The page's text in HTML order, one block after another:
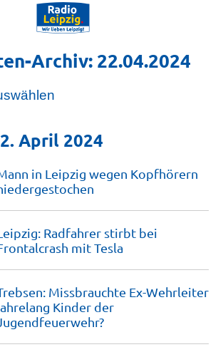
Archiv: 22.04.2024
April 2024
in Leipzig wegen Kopfhörern
Radfahrer stirbt bei
mitTesla
Missbrauchte Ex-Wehrleiter
Kinder der
Jugendfeuerwehr?